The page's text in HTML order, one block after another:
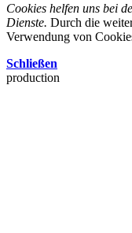
Cookies helfen uns bei
Dienste. Durch die
Verwendung von
Schließen
production